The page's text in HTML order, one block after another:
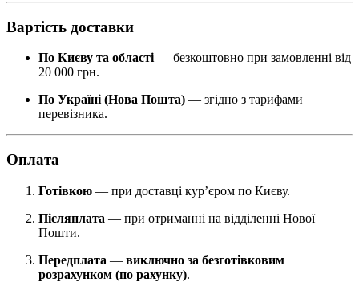
Вартість доставки
По Києву та області— безкоштовно при замовленні від
20 000 грн.
По Україні (Нова Пошта) — згідно з тарифами
перевізника.
Оплата
Готівкою — при доставці кур’єром по Києву.
Післяплата — при отриманні на відділенні Нової
Пошти.
Передплата — виключно за безготівковим
розрахунком (по рахунку).